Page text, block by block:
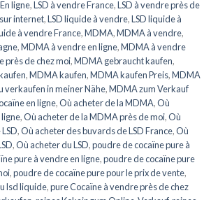
ligne,LSD à vendre France,LSD à vendre près de
internet,LSD liquide à vendre,LSD liquide à
à vendre France,MDMA,MDMA à vendre,
,MDMA à vendre en ligne,MDMA à vendre
près de chez moi,MDMA gebraucht kaufen,
,MDMA kaufen,MDMA kaufen Preis,MDMA
verkaufen in meiner Nähe,MDMA zum Verkauf
en ligne,Où acheter de la MDMA,Où
ligne,Où acheter de la MDMA près de moi,Où
,Où acheter des buvards de LSD France,Où
,Où acheter du LSD,poudre de cocaïne pure à
pure à vendre en ligne,poudre de cocaïne pure
,poudre de cocaïne pure pour le prix de vente,
lsd liquide,pure Cocaïne à vendre près de chez